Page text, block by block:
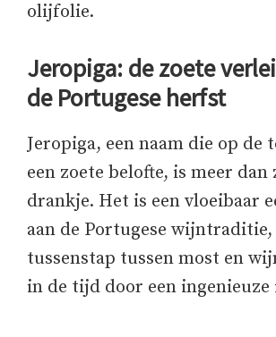
olijfolie.
Jeropiga: de zoete
de Portugese herfst
Jeropiga, een naam die op de
een zoete belofte, is meer dan
drankje. Het is een vloeibaar
aan de Portugese wijntraditie,
tussenstap tussen most en
in de tijd door een ingenieuze